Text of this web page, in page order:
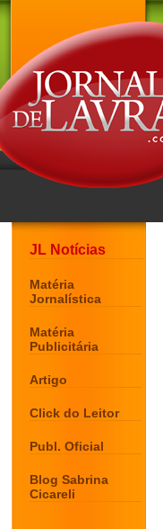
JL Notícias
Matéria
Jornalística
Matéria
Publicitária
Artigo
Click do Leitor
Publ. Oficial
Blog Sabrina
Cicareli